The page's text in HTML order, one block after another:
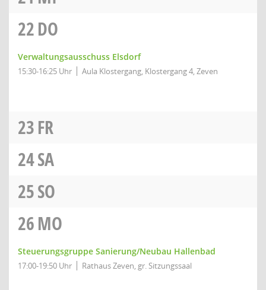
22DO
Verwaltungsausschuss Elsdorf
15:30-16:25 Uhr Aula Klostergang, Klostergang 4, Zeven
23FR
24SA
25SO
26MO
Steuerungsgruppe Sanierung/Neubau Hallenbad
17:00-19:50 Uhr Rathaus Zeven, gr. Sitzungssaal